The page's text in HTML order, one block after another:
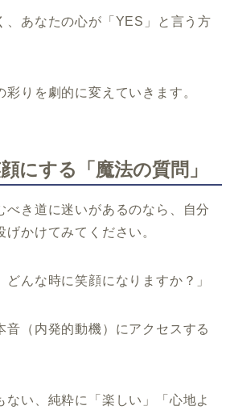
、あなたの心が「YES」と言う方
彩りを劇的に変えていきます。
にする「魔法の質問」
べき道に迷いがあるのなら、自分
げかけてみてください。
どんな時に笑顔になりますか？」
音（内発的動機）にアクセスする
ない、純粋に「楽しい」「心地よ